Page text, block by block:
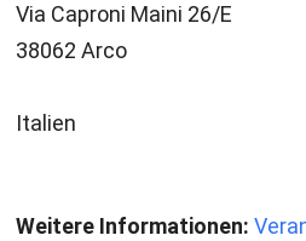
Via Caproni Maini 26/E
38062 Arco
Italien
Weitere Informationen: